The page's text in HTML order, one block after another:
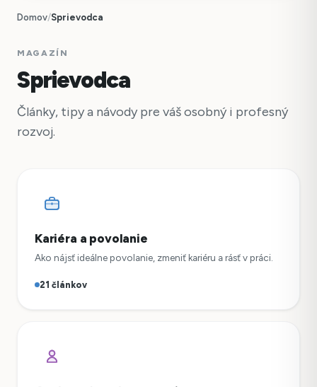
Domov/Sprievodca
MAGAZÍN
Sprievodca
Články, tipy a návody pre váš osobný i profesný
rozvoj.
Kariéra a povolanie
Ako nájsť ideálne povolanie, zmeniť kariéru a rásť v práci.
21 článkov